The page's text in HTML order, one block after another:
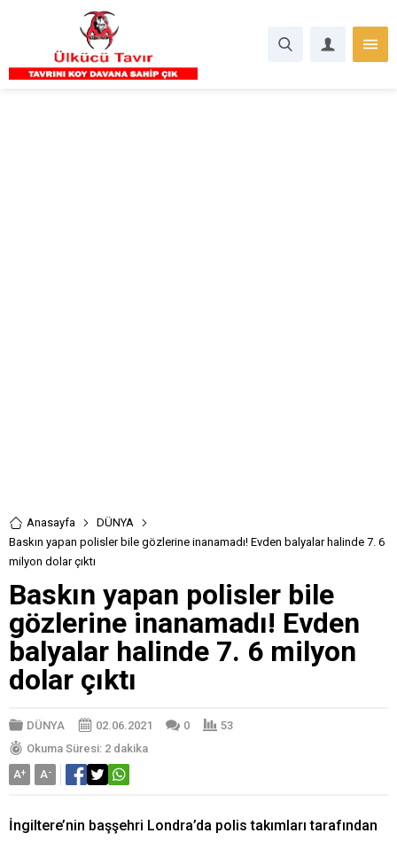
Anasayfa
DÜNYA
Baskın yapan polisler bile gözlerine inanamadı! Evden balyalar halinde 7. 6
milyon dolar çıktı
Baskın yapan polisler bile
gözlerine inanamadı! Evden
balyalar halinde 7. 6 milyon
dolar çıktı
DÜNYA 02.06.2021 0
53
Okuma Süresi: 2 dakika
A+ A-
İngiltere’nin başşehri Londra’da polis takımları tarafından